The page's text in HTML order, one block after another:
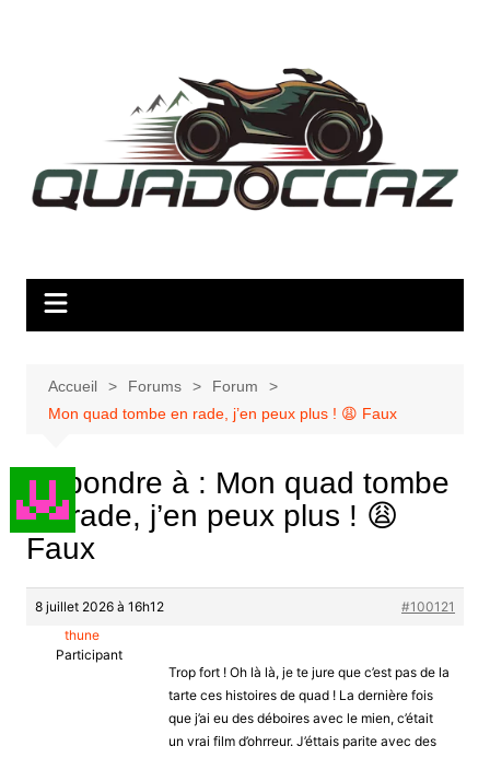
Accueil Forums
Forum
Mon quad tombe en rade, j’en peux plus ! 😩 Faux
Répondre à : Mon quad tombe
en rade, j’en peux plus ! 😩
Faux
8 juillet 2026 à 16h12
#100121
thune
Participant
Trop fort ! Oh là là, je te jure que c’est pas de la
tarte ces histoires de quad ! La dernière fois
que j’ai eu des déboires avec le mien, c’était
un vrai film d’ohrreur. J’éttais parite avec des